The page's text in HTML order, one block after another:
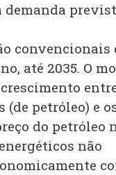
convencionais
até 2035. O
petróleo) e
do petróleo
não